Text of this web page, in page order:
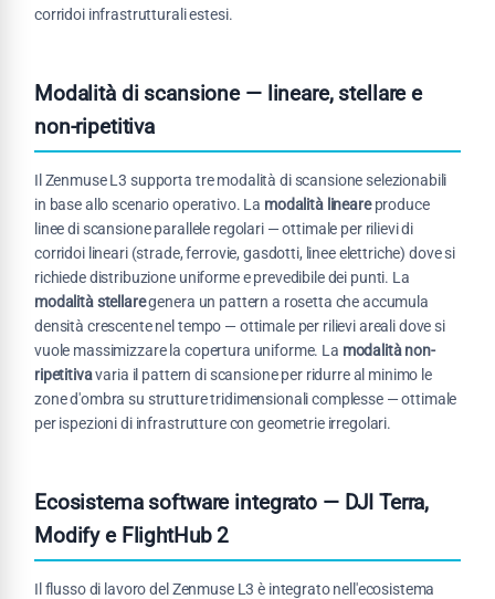
corridoi infrastrutturali estesi.
Modalità di scansione — lineare, stellare e
non-ripetitiva
Il Zenmuse L3 supporta tre modalità di scansione selezionabili
in base allo scenario operativo. La modalità lineareproduce
linee di scansione parallele regolari — ottimale per rilievi di
corridoi lineari (strade, ferrovie, gasdotti, linee elettriche) dove si
richiede distribuzione uniforme e prevedibile dei punti. La
modalità stellaregenera un pattern a rosetta che accumula
densità crescente nel tempo — ottimale per rilievi areali dove si
vuole massimizzare la copertura uniforme. La modalità non-
ripetitivavaria il pattern di scansione per ridurre al minimo le
zone d'ombra su strutture tridimensionali complesse — ottimale
per ispezioni di infrastrutture con geometrie irregolari.
Ecosistema software integrato — DJI Terra,
Modify e FlightHub 2
Il flusso di lavoro del Zenmuse L3 è integrato nell'ecosistema